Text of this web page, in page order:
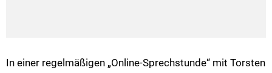
In einer regelmäßigen „Online-Sprechstunde“ mit Torsten